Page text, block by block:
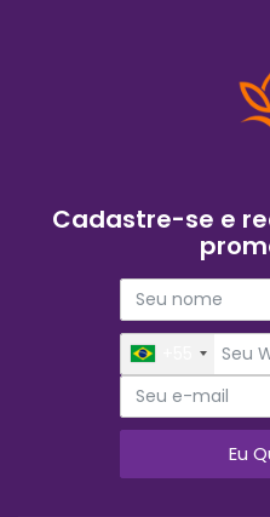
Cadastre-se e
Eu